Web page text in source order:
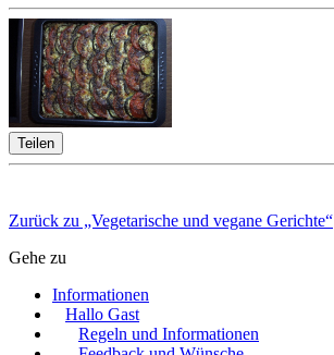
Teilen
Zurück zu „Vegetarische und vegane Gerichte“
Gehe zu
Informationen
Hallo Gast
Regeln und Informationen